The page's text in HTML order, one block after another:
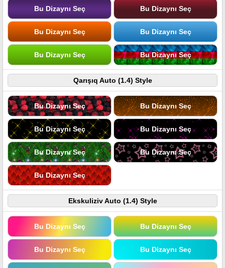
Bu Dizaynı Seç Bu Dizaynı Seç
Bu Dizaynı Seç Bu Dizaynı Seç
Bu Dizaynı Seç Bu Dizaynı Seç
Qarışıq Auto (1.4) Style
Bu Dizaynı Seç Bu Dizaynı Seç
Bu Dizaynı Seç Bu Dizaynı Seç
Bu Dizaynı Seç Bu Dizaynı Seç
Bu Dizaynı Seç
Ekskuliziv Auto (1.4) Style
Bu Dizaynı Seç Bu Dizaynı Seç
Bu Dizaynı Seç Bu Dizaynı Seç